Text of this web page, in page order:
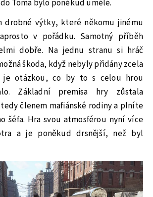
Toma bylo poněkud umělé.
drobné výtky, které někomu jinému
v pořádku. Samotný příběh
dobře. Na jednu stranu si hráč
škoda, když nebyly přidány zcela
je otázkou, co by to s celou hrou
Základní premisa hry zůstala
tedy členem mafiánské rodiny a plníte
šéfa. Hra svou atmosférou nyní více
a je poněkud drsnější, než byl